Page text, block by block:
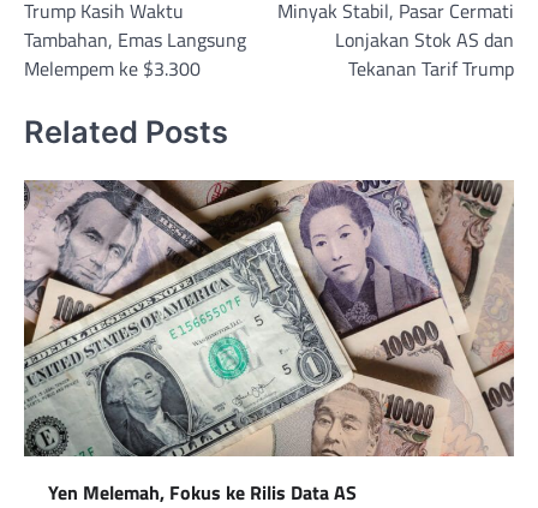
navigation
Trump Kasih Waktu
Tambahan, Emas Langsung
Melempem ke $3.300
Minyak Stabil, Pasar Cermati
Lonjakan Stok AS dan
Tekanan Tarif Trump
Related Posts
Yen Melemah, Fokus ke Rilis Data AS